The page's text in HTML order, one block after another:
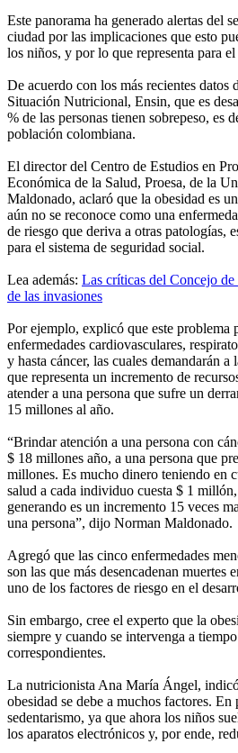
Este panorama ha generado alertas del
ciudad por las implicaciones que esto
los niños, y por lo que representa para el
De acuerdo con los más recientes datos
Situación Nutricional, Ensin, que es
% de las personas tienen sobrepeso, es
población colombiana.
El director del Centro de Estudios en
Económica de la Salud, Proesa, de la
Maldonado, aclaró que la obesidad es
aún no se reconoce como una
de riesgo que deriva a otras patologías,
para el sistema de seguridad social.
Lea además: Las críticas del Concejo
de las invasiones
Por ejemplo, explicó que este problema
enfermedades cardiovasculares,
y hasta cáncer, las cuales demandarán
que representa un incremento de
atender a una persona que sufre un
15 millones al año.
“Brindar atención a una persona con
$ 18 millones año, a una persona que
millones. Es mucho dinero teniendo en
salud a cada individuo cuesta $ 1
generando es un incremento 15 veces
una persona”, dijo Norman Maldonado.
Agregó que las cinco enfermedades
son las que más desencadenan muertes
uno de los factores de riesgo en el
Sin embargo, cree el experto que la
siempre y cuando se intervenga a
correspondientes.
La nutricionista Ana María Ángel,
obesidad se debe a muchos factores.
sedentarismo, ya que ahora los niños
los aparatos electrónicos y, por ende,